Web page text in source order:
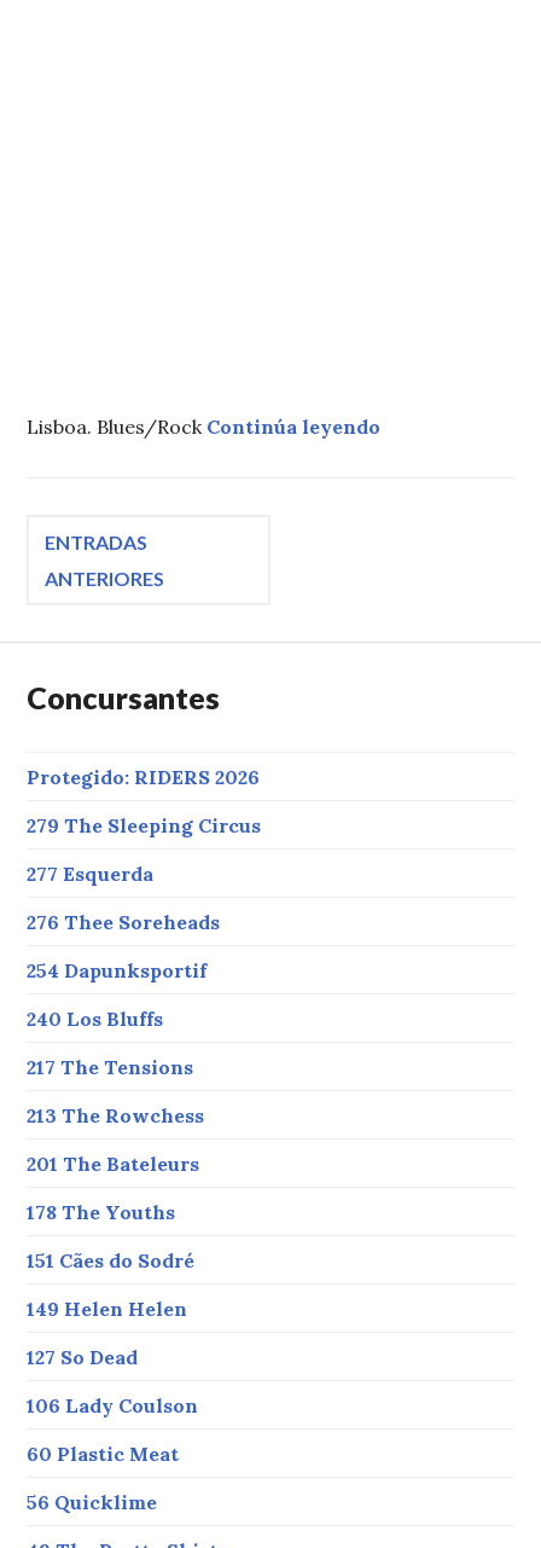
Lisboa. Blues/Rock Continúa leyendo
Navegación
entradas
ENTRADAS
ANTERIORES
Concursantes
Protegido: RIDERS 2026
279 The Sleeping Circus
277 Esquerda
276 Thee Soreheads
254 Dapunksportif
240 Los Bluffs
217 The Tensions
213 The Rowchess
201 The Bateleurs
178 The Youths
151 Cães do Sodré
149 Helen Helen
127 So Dead
106 Lady Coulson
60 Plastic Meat
56 Quicklime